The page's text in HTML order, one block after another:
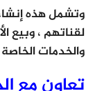
وتشمل هذه إنشاء
لقناتهم ، وبيع
والخدمات